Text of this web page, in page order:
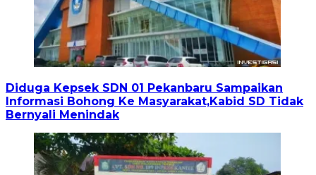
Diduga Kepsek SDN 01 Pekanbaru Sampaikan
Informasi Bohong Ke Masyarakat,Kabid SD Tidak
Bernyali Menindak